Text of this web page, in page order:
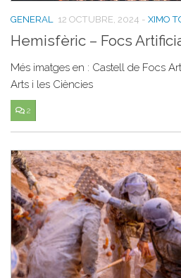
- XIMO
GENERAL 12 OCTUBRE, 2024
Hemisfèric – Focs
Més imatges en : Castell de Focs
Arts i les Ciències
2